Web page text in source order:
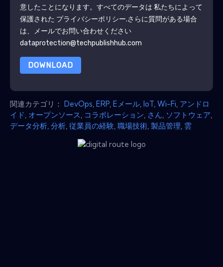
意したことになります。すべてのデータは 私たちによって
保護された プライバシーポリシー.さらに質問がある場合
は、メールでお問い合わせください
dataprotection@techpublishhub.com
DOWNLOAD
関連カテゴリ： DevOps ERP Eメール IoT Wi-Fi アンドロ
イド オープンソース コラボレーション さん ソフトウェア
データ分析 分析 従業員の経験 職場技術 製品管理 雲